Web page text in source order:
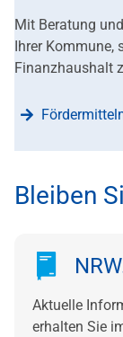
Mit Beratung
Ihrer
Finanzhaushalt
Bleiben
Aktuelle
erhalten Sie